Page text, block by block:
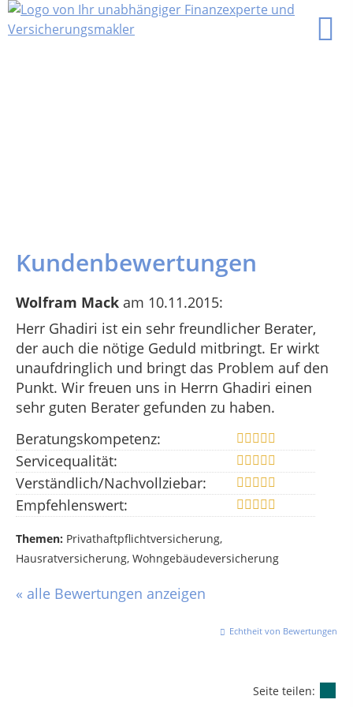
Kundenbewertungen
Wolfram Mack am 10.11.2015:
Herr Ghadiri ist ein sehr freundlicher Berater,
der auch die nötige Geduld mitbringt. Er wirkt
unaufdringlich und bringt das Problem auf den
Punkt. Wir freuen uns in Herrn Ghadiri einen
sehr guten Berater gefunden zu haben.
Beratungskompetenz:
Servicequalität:
Verständlich/Nachvollziebar:
Empfehlenswert:
Themen: Privathaftpflichtversicherung,
Hausratversicherung, Wohngebäudeversicherung
« alle Bewertungen anzeigen
Echtheit von Bewertungen
Seite teilen: